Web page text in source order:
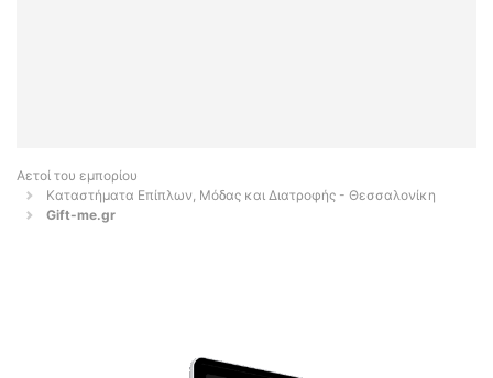
Αετοί του εμπορίου
Καταστήματα Επίπλων, Μόδας και Διατροφής - Θεσσαλονίκη
Gift-me.gr